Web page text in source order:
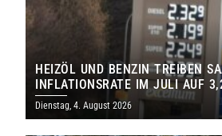
HEIZÖL UND BENZIN TREIBEN
INFLATIONSRATE IM JULI AUF
Dienstag, 4. August 2026